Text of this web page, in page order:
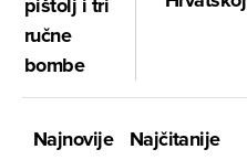
ručne
bombe
Najnovije
Najčitanije